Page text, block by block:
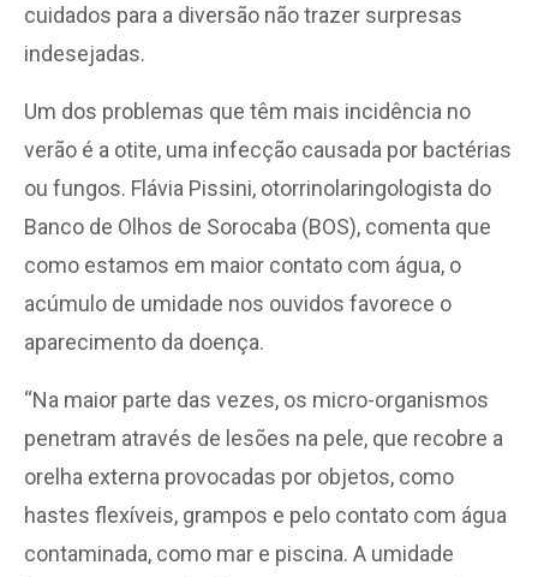
cuidados para a diversão não trazer surpresas
indesejadas.
Um dos problemas que têm mais incidência no
verão é a otite, uma infecção causada por bactérias
ou fungos. Flávia Pissini, otorrinolaringologista do
Banco de Olhos de Sorocaba (BOS), comenta que
como estamos em maior contato com água, o
acúmulo de umidade nos ouvidos favorece o
aparecimento da doença.
“Na maior parte das vezes, os micro-organismos
penetram através de lesões na pele, que recobre a
orelha externa provocadas por objetos, como
hastes flexíveis, grampos e pelo contato com água
contaminada, como mar e piscina. A umidade